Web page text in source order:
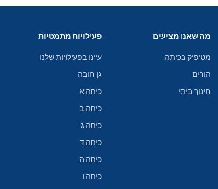
מה שאנו מציעים
מטיפיק בכיתה
הורים
חינוך ביתי
פעילויות מתמטיות
עיינו בפעילויות שלנו
גן חובה
כיתה א
כיתה ב
כיתה ג
כיתה ד
כיתה ה
כיתה ו